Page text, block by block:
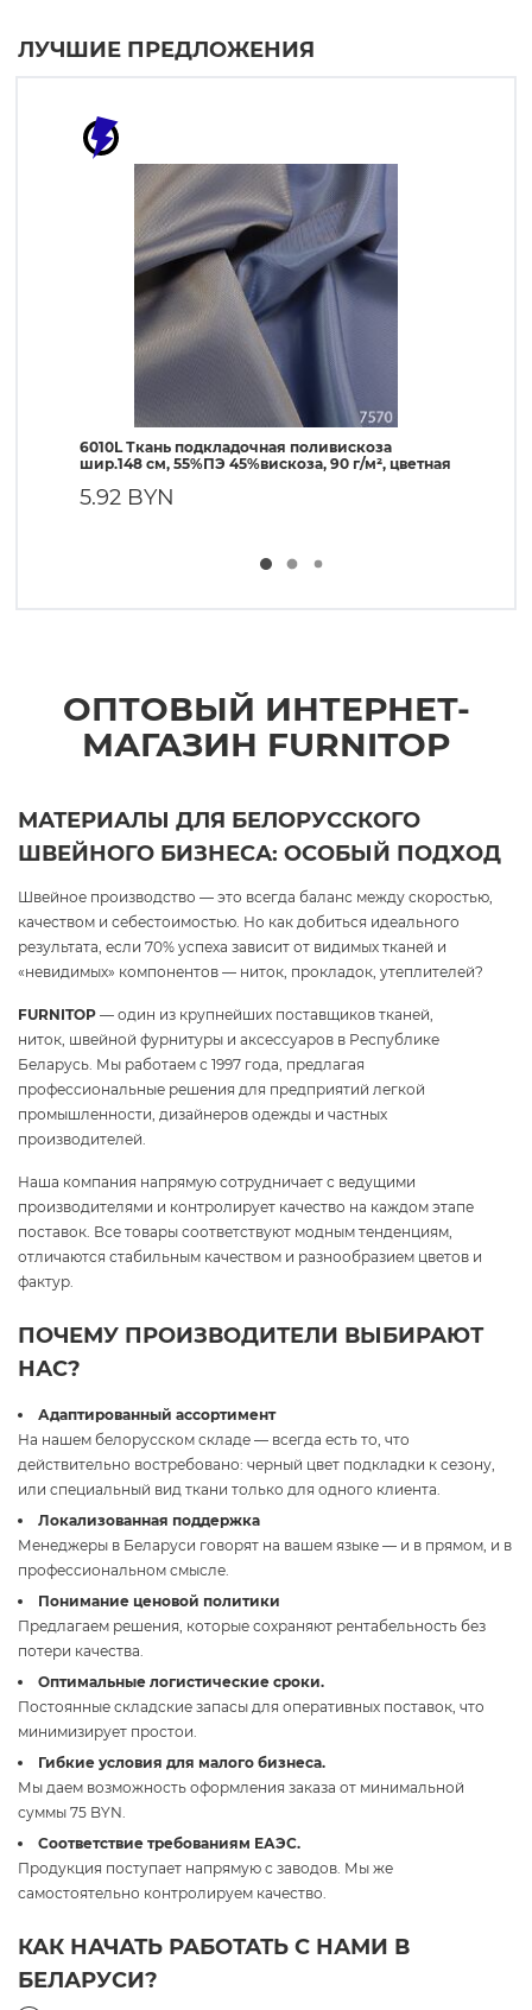
ЛУЧШИЕ ПРЕДЛОЖЕНИЯ
6010L Ткань подкладочная поливискоза
шир.148 см, 55%ПЭ 45%вискоза, 90 г/м², цветная
5.92 BYN
ОПТОВЫЙ ИНТЕРНЕТ-
МАГАЗИН FURNITOP
МАТЕРИАЛЫ ДЛЯ БЕЛОРУССКОГО
ШВЕЙНОГО БИЗНЕСА: ОСОБЫЙ ПОДХОД
Швейное производство — это всегда баланс между скоростью,
качеством и себестоимостью. Но как добиться идеального
результата, если 70% успеха зависит от видимых тканей и
«невидимых» компонентов — ниток, прокладок, утеплителей?
FURNITOP — один из крупнейших поставщиков тканей,
ниток, швейной фурнитуры и аксессуаров в Республике
Беларусь. Мы работаем с 1997 года, предлагая
профессиональные решения для предприятий легкой
промышленности, дизайнеров одежды и частных
производителей.
Наша компания напрямую сотрудничает с ведущими
производителями и контролирует качество на каждом этапе
поставок. Все товары соответствуют модным тенденциям,
отличаются стабильным качеством и разнообразием цветов и
фактур.
ПОЧЕМУ ПРОИЗВОДИТЕЛИ ВЫБИРАЮТ
НАС?
Адаптированный ассортимент
На нашем белорусском складе — всегда есть то, что
действительно востребовано: черный цвет подкладки к сезону,
или специальный вид ткани только для одного клиента.
Локализованная поддержка
Менеджеры в Беларуси говорят на вашем языке — и в прямом, и в
профессиональном смысле.
Понимание ценовой политики
Предлагаем решения, которые сохраняют рентабельность без
потери качества.
Оптимальные логистические сроки.
Постоянные складские запасы для оперативных поставок, что
минимизирует простои.
Гибкие условия для малого бизнеса.
Мы даем возможность оформления заказа от минимальной
суммы 75 BYN.
Соответствие требованиям ЕАЭС.
Продукция поступает напрямую с заводов. Мы же
самостоятельно контролируем качество.
КАК НАЧАТЬ РАБОТАТЬ С НАМИ В
БЕЛАРУСИ?